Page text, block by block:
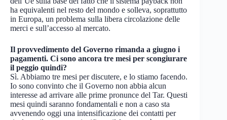
ha equivalenti nel resto del mondo e solleva, soprattutto
in Europa, un problema sulla libera circolazione delle
merci e sull’accesso al mercato.
Il provvedimento del Governo rimanda a giugno i
pagamenti. Ci sono ancora tre mesi per scongiurare
il peggio quindi?
Sì. Abbiamo tre mesi per discutere, e lo stiamo facendo.
Io sono convinto che il Governo non abbia alcun
interesse ad arrivare alle prime pronunce del Tar. Questi
mesi quindi saranno fondamentali e non a caso sta
avvenendo oggi una intensificazione dei contatti per